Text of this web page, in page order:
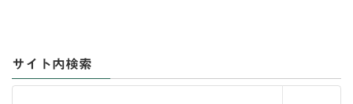
サイト内検索